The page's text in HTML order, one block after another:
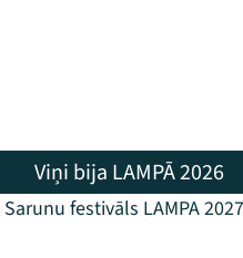
Viņi bija LAMPĀ 2026
Sarunu festivāls LAMPA